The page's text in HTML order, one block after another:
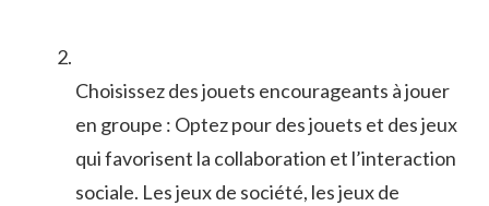
Choisissez ‌des jouets encourageants à jouer
en groupe ⁣: Optez ‌pour ⁤des jouets et ​des ​jeux
qui ⁣favorisent‍ la collaboration et ⁢l’interaction‌
sociale. Les jeux ⁤de société, les jeux ⁤de